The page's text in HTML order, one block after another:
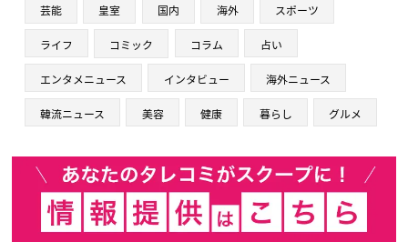
芸能 皇室 国内 海外 スポーツ
ライフ コミック コラム 占い
エンタメニュース インタビュー 海外ニュース
韓流ニュース 美容 健康 暮らし グルメ